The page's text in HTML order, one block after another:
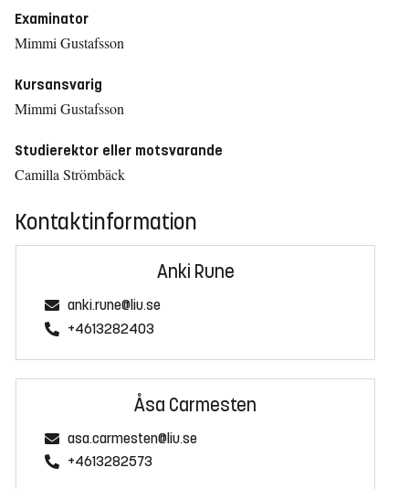
Examinator
Mimmi Gustafsson
Kursansvarig
Mimmi Gustafsson
Studierektor eller motsvarande
Camilla Strömbäck
Kontaktinformation
Anki Rune
anki.rune@liu.se
+4613282403
Åsa Carmesten
asa.carmesten@liu.se
+4613282573